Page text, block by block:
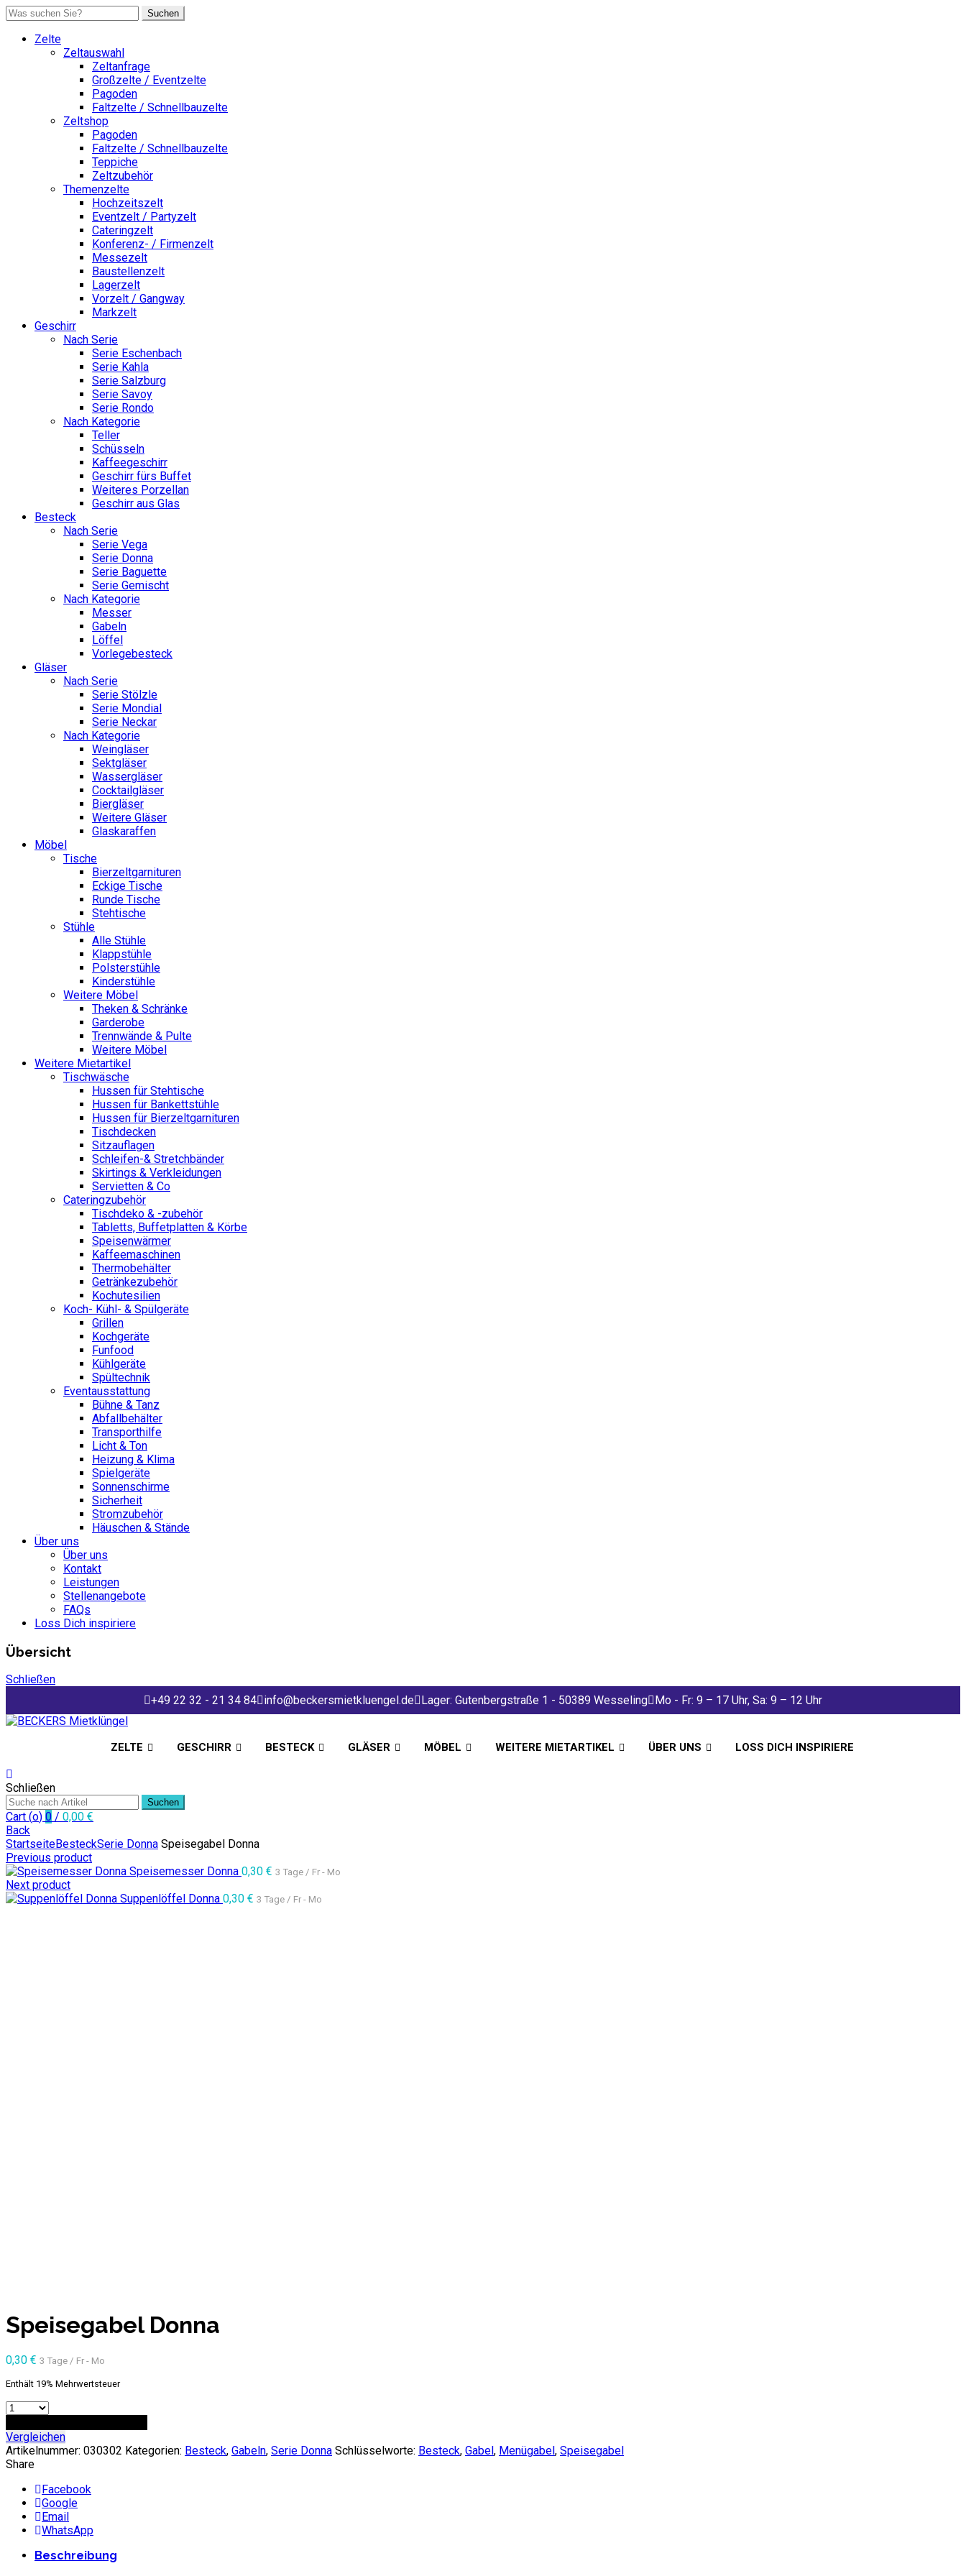
Suchen
Zelte
Zeltauswahl
Zeltanfrage
Großzelte / Eventzelte
Pagoden
Faltzelte / Schnellbauzelte
Zeltshop
Pagoden
Faltzelte / Schnellbauzelte
Teppiche
Zeltzubehör
Themenzelte
Hochzeitszelt
Eventzelt / Partyzelt
Cateringzelt
Konferenz- / Firmenzelt
Messezelt
Baustellenzelt
Lagerzelt
Vorzelt / Gangway
Markzelt
Geschirr
Nach Serie
Serie Eschenbach
Serie Kahla
Serie Salzburg
Serie Savoy
Serie Rondo
Nach Kategorie
Teller
Schüsseln
Kaffeegeschirr
Geschirr fürs Buffet
Weiteres Porzellan
Geschirr aus Glas
Besteck
Nach Serie
Serie Vega
Serie Donna
Serie Baguette
Serie Gemischt
Nach Kategorie
Messer
Gabeln
Löffel
Vorlegebesteck
Gläser
Nach Serie
Serie Stölzle
Serie Mondial
Serie Neckar
Nach Kategorie
Weingläser
Sektgläser
Wassergläser
Cocktailgläser
Biergläser
Weitere Gläser
Glaskaraffen
Möbel
Tische
Bierzeltgarnituren
Eckige Tische
Runde Tische
Stehtische
Stühle
Alle Stühle
Klappstühle
Polsterstühle
Kinderstühle
Weitere Möbel
Theken & Schränke
Garderobe
Trennwände & Pulte
Weitere Möbel
Weitere Mietartikel
Tischwäsche
Hussen für Stehtische
Hussen für Bankettstühle
Hussen für Bierzeltgarnituren
Tischdecken
Sitzauflagen
Schleifen-& Stretchbänder
Skirtings & Verkleidungen
Servietten & Co
Cateringzubehör
Tischdeko & -zubehör
Tabletts, Buffetplatten & Körbe
Speisenwärmer
Kaffeemaschinen
Thermobehälter
Getränkezubehör
Kochutesilien
Koch- Kühl- & Spülgeräte
Grillen
Kochgeräte
Funfood
Kühlgeräte
Spültechnik
Eventausstattung
Bühne & Tanz
Abfallbehälter
Transporthilfe
Licht & Ton
Heizung & Klima
Spielgeräte
Sonnenschirme
Sicherheit
Stromzubehör
Häuschen & Stände
Über uns
Über uns
Kontakt
Leistungen
Stellenangebote
FAQs
Loss Dich inspiriere
Übersicht
Schließen
+49 22 32 - 21 34 84 info@beckersmietkluengel.de Lager: Gutenbergstraße 1 - 50389 Wesseling Mo - Fr: 9 – 17 Uhr, Sa: 9 – 12 Uhr
ZELTE GESCHIRR BESTECK GLÄSER MÖBEL WEITERE MIETARTIKEL ÜBER UNS LOSS DICH INSPIRIERE
Schließen
Suchen
Cart (o) 0 / 0,00 €
Back
StartseiteBesteckSerie Donna Speisegabel Donna
Previous product
Speisemesser Donna 0,30 € 3 Tage / Fr - Mo
Next product
Suppenlöffel Donna 0,30 € 3 Tage / Fr - Mo
Speisegabel Donna
0,30 € 3 Tage / Fr - Mo
Enthält 19% Mehrwertsteuer
Anzahl
Vergleichen
Artikelnummer: 030302 Kategorien: Besteck, Gabeln, Serie Donna Schlüsselworte: Besteck, Gabel , Menügabel , Speisegabel
Share
Facebook
Google
Email
WhatsApp
Beschreibung